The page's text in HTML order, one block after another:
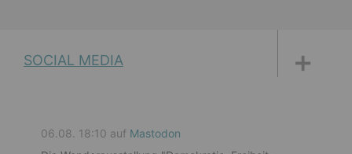
SOCIAL MEDIA
06.08. 18:10 auf Mastodon